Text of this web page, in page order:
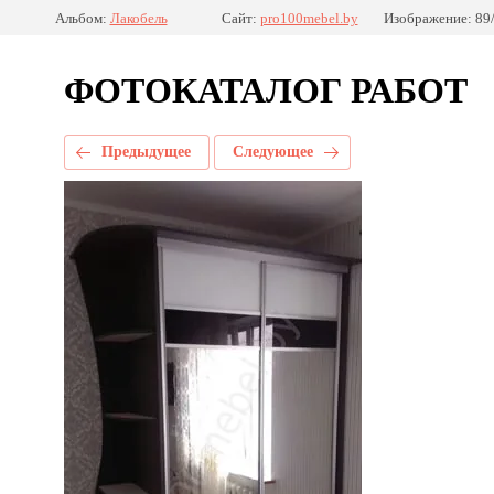
Альбом: Лакобель Сайт: pro100mebel.by Изображение:
ФОТОКАТАЛОГ РАБОТ
Предыдущее Следующее